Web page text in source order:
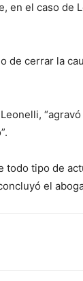
en el caso
de cerrar la
todo tipo de
el